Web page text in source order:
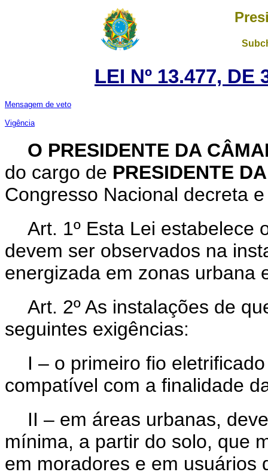
LEI Nº 13.477, DE
Mensagem de veto
Vigência
O PRESIDENTE DA
do cargo de PRESIDENTE
Congresso Nacional decreta
Art. 1º Esta Lei estabelece
devem ser observados na
energizada em zonas urbana
Art. 2ºAs instalações de
seguintes exigências:
I – o primeiro fio
compatível com a finalidade
II – em áreas urbanas,
mínima, a partir do solo, que
em moradores e em usuários